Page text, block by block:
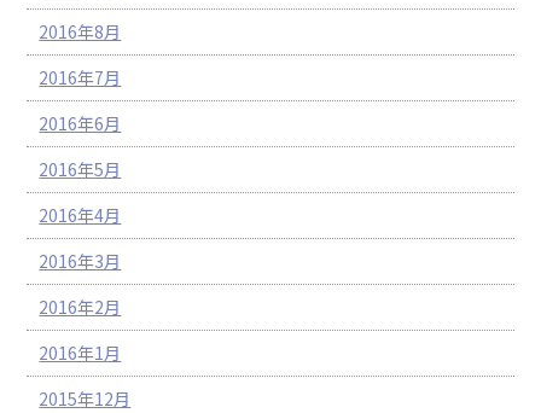
2016年8月
2016年7月
2016年6月
2016年5月
2016年4月
2016年3月
2016年2月
2016年1月
2015年12月